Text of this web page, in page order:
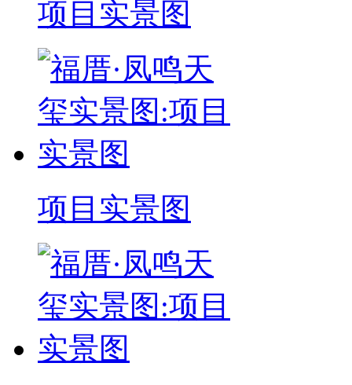
项目实景图
项目实景图